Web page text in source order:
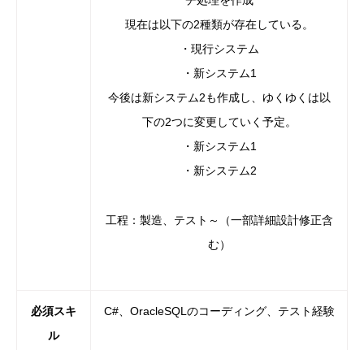
現在は以下の2種類が存在している。
・現行システム
・新システム1
今後は新システム2も作成し、 ゆくゆくは以
下の2つに変更していく予定。
・新システム1
・新システム2
工程：製造、テスト～（一部詳細設計修正含
む）
必須スキ
ル
C#、OracleSQLのコーディング、テスト経験